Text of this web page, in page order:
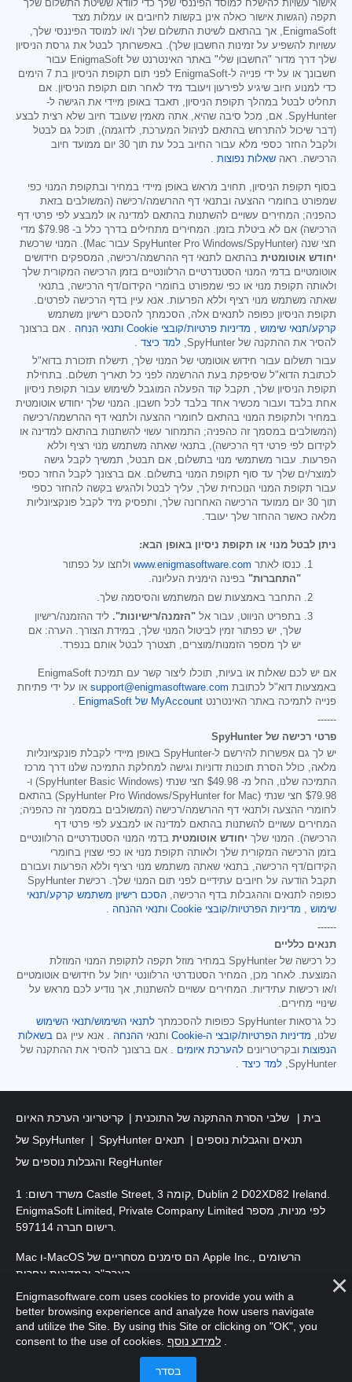
אישור עשויות להישלח למוסד הפיננסי שלך כדי לוודא ששיטת התשלום שלך
תקפה (הגשות אישור כאלה אינן בקשות לחיובים או עמלות מצד
EnigmaSoft, אך בהתאם לשיטת התשלום שלך ו/או למוסד הפיננסי שלך,
עשויות להשפיע על זמינות החשבון שלך). באפשרותך לבטל את גרסת הניסיון
שלך דרך מדור "החשבון שלי" באתר האינטרנט של EnigmaSoft עבור
חשבונך או על ידי פנייה ל-EnigmaSoft לפני תום תקופת הניסיון בת 7 הימים
כדי למנוע חיוב שיגיע לפירעון ויעובד מיד לאחר תום תקופת הניסיון. אם
תחליט לבטל במהלך תקופת הניסיון, תאבד באופן מיידי את הגישה ל-
SpyHunter. אם, מכל סיבה שהיא, אתה מאמין שעובד חיוב שלא רצית לבצע
(דבר שיכול להתרחש בהתאם לניהול המערכת, לדוגמה), תוכל גם לבטל
ולקבל החזר כספי מלא עבור החיוב בכל עת תוך 30 יום ממועד חיוב
הרכישה. ראה שאלות נפוצות .
בסוף תקופת הניסיון, תחויב מראש באופן מיידי במחיר ובתקופת המנוי כפי
שמפורט בחומרי ההצעה ובתנאי דף ההרשמה/רכישה (המשולבים בזאת
כהפניה; המחירים עשויים להשתנות בהתאם למדינה או למבצע לפי פרטי דף
הרכישה) אם לא ביטלת בזמן. המחירים מתחילים בדרך כלל ב- $79.98 מדי
חצי שנה (SpyHunter Pro Windows/SpyHunter עבור Mac). המנוי שרכשת
יחודש אוטומטית בהתאם לתנאי דף ההרשמה/רכישה, המספקים חידושים
אוטומטיים בדמי המנוי הסטנדרטיים הרלוונטיים בזמן הרכישה המקורית שלך
ולאותה תקופת מנוי או כפי שמפורט בחומרי הקידום/דף הרכישה, בתנאי
שאתה משתמש מנוי רציף וללא הפרעות. אנא עיין בדף הרכישה לפרטים.
תקופת הניסיון כפופה לתנאים אלה, הסכמתך להסכם רישיון משתמש
קרקע/תנאי שימוש , מדיניות פרטיות/קובצי Cookie ותנאי הנחה . אם ברצונך
להסיר את ההתקנה של SpyHunter,
למד כיצד .
עבור תשלום עבור חידוש אוטומטי של המנוי שלך, תישלח תזכורת בדוא"ל
לכתובת הדוא"ל שסיפקת בעת ההרשמה לפני כל תאריך תשלום. בתחילת
תקופת הניסיון שלך, תקבל קוד הפעלה המוגבל לשימוש עבור תקופת ניסיון
אחת בלבד ועבור מכשיר אחד בלבד לכל חשבון. המנוי שלך יחודש אוטומטית
במחיר ולתקופת המנוי בהתאם לחומרי ההצעה ולתנאי דף ההרשמה/רכישה
(המשולבים במסמך זה כהפניה; התמחור עשוי להשתנות בהתאם למדינה או
לקידום לפי פרטי דף הרכישה), בתנאי שאתה משתמש מנוי רציף וללא
הפרעות. עבור משתמשי מנוי בתשלום, אם תבטל, תמשיך לקבל גישה
למוצר/ים שלך עד סוף תקופת המנוי בתשלום. אם ברצונך לקבל החזר כספי
עבור תקופת המנוי הנוכחית שלך, עליך לבטל ולהגיש בקשה להחזר כספי
תוך 30 יום ממועד הרכישה האחרונה שלך, ותפסיק מיד לקבל פונקציונליות
מלאה כאשר ההחזר שלך יעובד.
ניתן לבטל מנוי או תקופת ניסיון באופן הבא:
כנסו לאתר www.enigmasoftware.com ולחצו על כפתור
"התחברות" בפינה הימנית העליונה.
התחבר באמצעות שם המשתמש והסיסמה שלך.
בתפריט הניווט, עבור אל "הזמנה/רישיונות". ליד ההזמנה/רישיון
שלך, יש כפתור זמין לביטול המנוי שלך, במידת הצורך. הערה: אם
יש לך מספר הזמנות/מוצרים, תצטרך לבטל אותם בנפרד.
אם יש לכם שאלות או בעיות, תוכלו ליצור קשר עם תמיכת EnigmaSoft
באמצעות דוא"ל לכתובת support@enigmasoftware.com או על ידי פתיחת
פנייה לתמיכה באתר האינטרנט MyAccount של EnigmaSoft
.
------
פרטי רכישה של SpyHunter
יש לך גם אפשרות להירשם ל-SpyHunter באופן מיידי לקבלת פונקציונליות
מלאה, כולל הסרת תוכנות זדוניות וגישה למחלקת התמיכה שלנו דרך מרכז
התמיכה שלנו, החל מ- $49.98 חצי שנתי (SpyHunter Basic Windows) ו-
$79.98
חצי שנתי (SpyHunter Pro Windows/SpyHunter for Mac) בהתאם
לחומרי ההצעה ולתנאי דף ההרשמה/רכישה (המשולבים במסמך זה כהפניה;
המחירים עשויים להשתנות בהתאם למדינה או למבצע לפי פרטי דף
הרכישה). המנוי שלך יחודש אוטומטית בדמי המנוי הסטנדרטיים הרלוונטיים
בזמן הרכישה המקורית שלך ולאותה תקופת מנוי או כפי שצוין בחומרי
הקידום/דף הרכישה, בתנאי שאתה משתמש מנוי רציף וללא הפרעות ועבורם
תקבל הודעה על חיובים עתידיים לפני תום המנוי שלך. רכישת SpyHunter
כפופה לתנאים וההגבלות בדף הרכישה, הסכם רישיון משתמש קרקע/תנאי
שימוש , מדיניות הפרטיות/קובצי Cookie ותנאי ההנחה .
------
תנאים כלליים
כל רכישה של SpyHunter במחיר מוזל תקפה לתקופת המנוי המוזלת
המוצעת. לאחר מכן, המחיר הסטנדרטי הרלוונטי יחול על חידושים אוטומטיים
ו/או רכישות עתידיות. המחירים עשויים להשתנות, אך נודיע לכם מראש על
שינויי מחירים.
כל גרסאות SpyHunter כפופות להסכמתך
לתנאי השימוש/תנאי השימוש
שלנו, מדיניות הפרטיות/קובצי ה-Cookie ותנאי ההנחה . אנא עיין גם בשאלות
הנפוצות ובקריטריונים להערכת איומים . אם ברצונך להסיר את ההתקנה של
SpyHunter, למד כיצד .
בית שלבי הסרת ההתקנה של התוכנית
קריטריוני הערכת האיום
של SpyHunter
SpyHunter תנאים והגבלות נוספים
תנאים
והגבלות נוספים של RegHunter
משרד רשום: 1 Castle Street, קומה 3, Dublin 2 D02XD82 Ireland.
EnigmaSoft Limited, Private Company Limited לפי מניות, מספר
Mac ו-MacOS הם סימנים מסחריים של Apple Inc., הרשומים
זכויות יוצרים 2016-2025
Enigmasoftware.com uses cookies to provide you with a
better browsing experience and analyze how users navigate
and utilize the Site. By using this Site or clicking on "OK", you
consent to the use of cookies. למידע נוסף